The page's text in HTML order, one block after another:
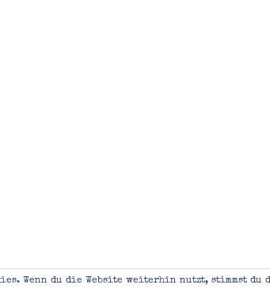
Wenn du die Website weiterhin nutzt, stimmst du